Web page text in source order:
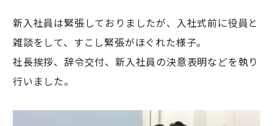
新入社員は緊張しておりましたが、入社式前に役員と
雑談をして、すこし緊張がほぐれた様子。
社長挨拶、辞令交付、新入社員の決意表明などを執り
行いました。